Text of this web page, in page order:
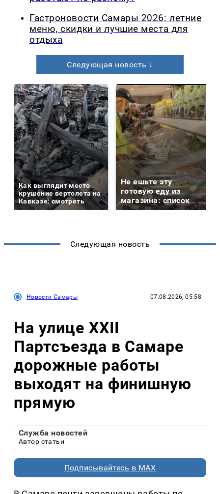
Гастроновости Самары 2026: летние
меню, скидки и лучшие места для
отдыха
Следующая новость ↓
Как выглядит место
крушение вертолета на
Кавказе: смотреть
Не ешьте эту
готовую еду из
магазина: список
Следующая новость
Новости Самары 07.08.2026, 05:58
На улице XXII
Партсъезда в Самаре
дорожные работы
выходят на финишную
прямую
Служба новостей
Автор статьи
Подписывайтесь в MAX